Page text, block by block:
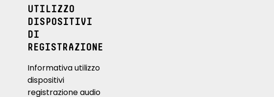
UTILIZZO
DISPOSITIVI
DI
REGISTRAZIONE
Informativa utilizzo
dispositivi
registrazione audio